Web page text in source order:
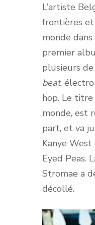
L’artiste
frontières
monde dans
premier
plusieurs de
beat,
hop. Le
monde, est
part, et va
Kanye
Eyed Peas.
Stromae a
décollé.